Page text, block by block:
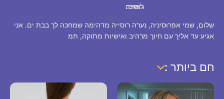
לאום:
רוסייה
שלום, שמי אפרוסיניה, נערה רוסייה מדהימה שמחכה לך בבת ים. אני
אגיע עד אליך עם חיוך מרהיב ואישיות מתוקה, תמ
חם ביותר :